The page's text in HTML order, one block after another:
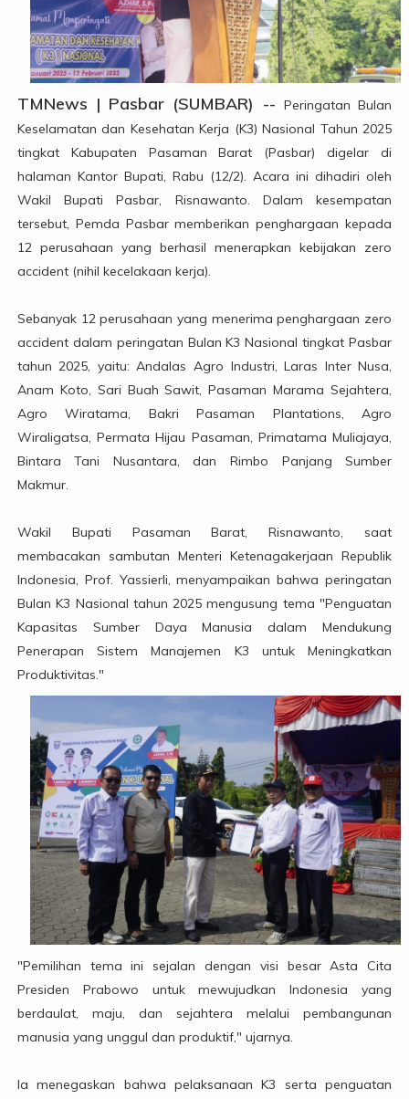
TMNews | Pasbar (SUMBAR) -- Peringatan Bulan
Keselamatan dan Kesehatan Kerja (K3) Nasional Tahun 2025
tingkat Kabupaten Pasaman Barat (Pasbar) digelar di
halaman Kantor Bupati, Rabu (12/2). Acara ini dihadiri oleh
Wakil Bupati Pasbar, Risnawanto. Dalam kesempatan
tersebut, Pemda Pasbar memberikan penghargaan kepada
12 perusahaan yang berhasil menerapkan kebijakan zero
accident (nihil kecelakaan kerja).
Sebanyak 12 perusahaan yang menerima penghargaan zero
accident dalam peringatan Bulan K3 Nasional tingkat Pasbar
tahun 2025, yaitu: Andalas Agro Industri, Laras Inter Nusa,
Anam Koto, Sari Buah Sawit, Pasaman Marama Sejahtera,
Agro Wiratama, Bakri Pasaman Plantations, Agro
Wiraligatsa, Permata Hijau Pasaman, Primatama Muliajaya,
Bintara Tani Nusantara, dan Rimbo Panjang Sumber
Makmur.
Wakil Bupati Pasaman Barat, Risnawanto, saat
membacakan sambutan Menteri Ketenagakerjaan Republik
Indonesia, Prof. Yassierli, menyampaikan bahwa peringatan
Bulan K3 Nasional tahun 2025 mengusung tema "Penguatan
Kapasitas Sumber Daya Manusia dalam Mendukung
Penerapan Sistem Manajemen K3 untuk Meningkatkan
Produktivitas."
"Pemilihan tema ini sejalan dengan visi besar Asta Cita
Presiden Prabowo untuk mewujudkan Indonesia yang
berdaulat, maju, dan sejahtera melalui pembangunan
manusia yang unggul dan produktif," ujarnya.
Ia menegaskan bahwa pelaksanaan K3 serta penguatan